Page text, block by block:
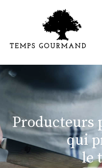
Producteurs
qui
le